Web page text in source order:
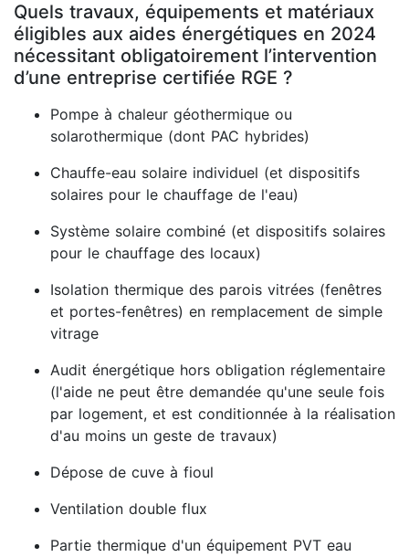
Quels travaux, équipements et matériaux
éligibles aux aides énergétiques en 2024
nécessitant obligatoirement l’intervention
d’une entreprise certifiée RGE ?
Pompe à chaleur géothermique ou
solarothermique (dont PAC hybrides)
Chauffe-eau solaire individuel (et dispositifs
solaires pour le chauffage de l'eau)
Système solaire combiné (et dispositifs solaires
pour le chauffage des locaux)
Isolation thermique des parois vitrées (fenêtres
et portes-fenêtres) en remplacement de simple
vitrage
Audit énergétique hors obligation réglementaire
(l'aide ne peut être demandée qu'une seule fois
par logement, et est conditionnée à la réalisation
d'au moins un geste de travaux)
Dépose de cuve à fioul
Ventilation double flux
Partie thermique d'un équipement PVT eau